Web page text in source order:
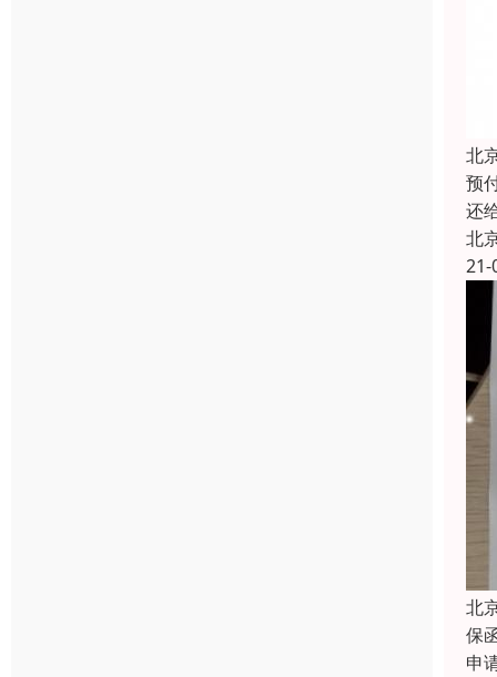
北
预
还
北
21-
北
保
申